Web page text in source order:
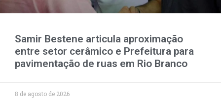
Samir Bestene articula aproximação
entre setor cerâmico e Prefeitura para
pavimentação de ruas em Rio Branco
8 de agosto de 2026